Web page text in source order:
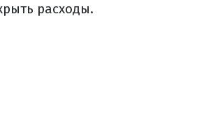
расходы.